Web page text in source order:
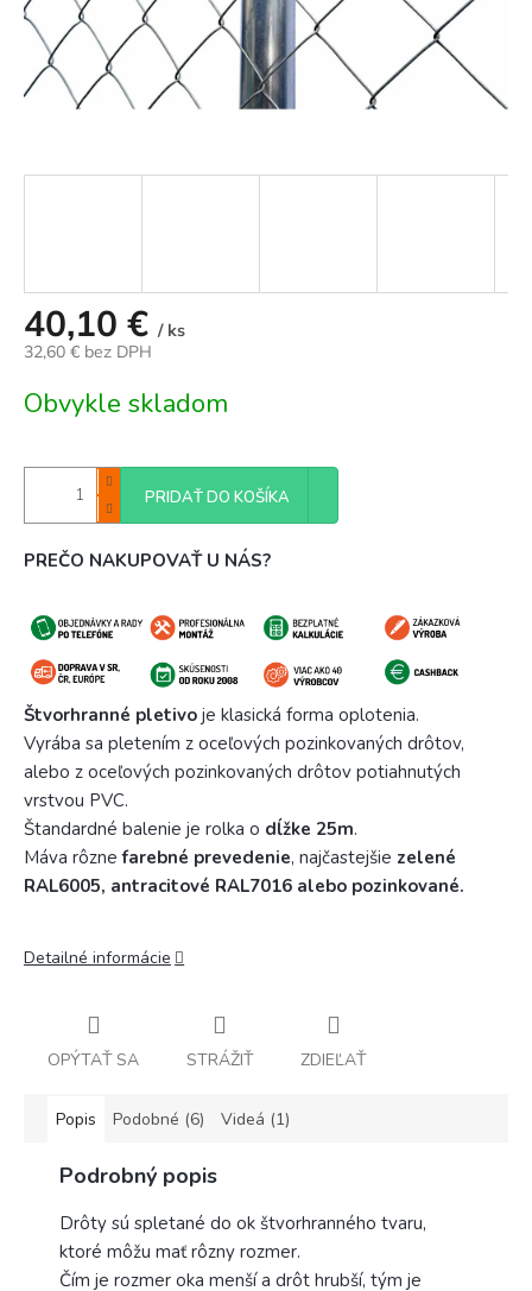
40,10 € / ks
32,60 € bez DPH
cena:
Obvykle skladom
PRIDAŤ DO KOŠÍKA
PREČO NAKUPOVAŤ U NÁS?
Štvorhranné pletivo je klasická forma oplotenia.
Vyrába sa pletením z oceľových pozinkovaných drôtov,
alebo z oceľových pozinkovaných drôtov potiahnutých
vrstvou PVC.
Štandardné balenie je rolka o dĺžke 25m.
Máva rôznefarebné prevedenie, najčastejšie zelené
RAL6005, antracitové RAL7016 alebo pozinkované.
Detailné informácie
OPÝTAŤ SA STRÁŽIŤ ZDIEĽAŤ
Popis Podobné (6) Videá (1)
Podrobný popis
Drôty sú spletané do ok štvorhranného tvaru,
ktoré môžu mať rôzny rozmer.
Čím je rozmer oka menší a drôt hrubší, tým je